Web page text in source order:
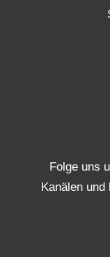
Folge uns
Kanälen